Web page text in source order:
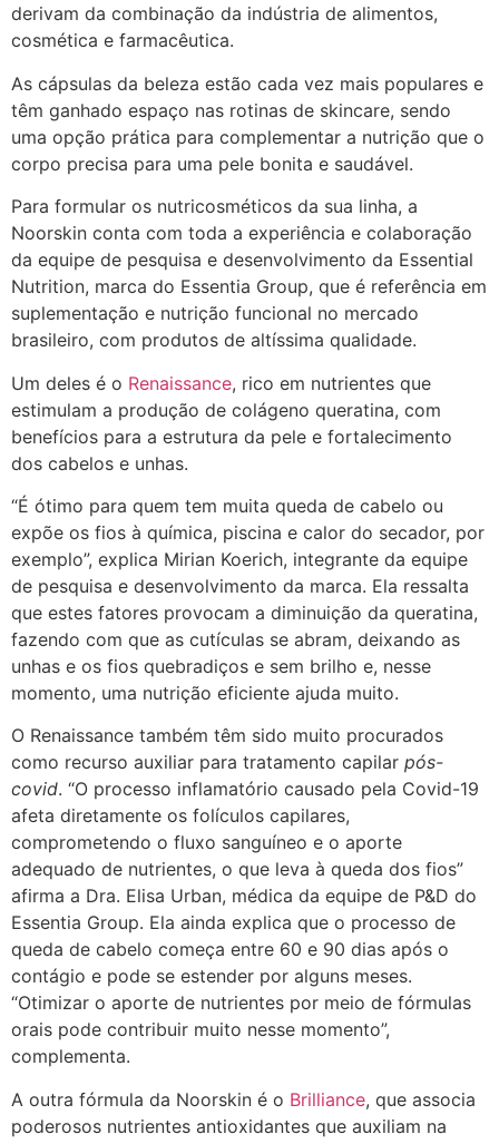
derivam da combinação da indústria de alimentos,
cosmética e farmacêutica.
As cápsulas da beleza estão cada vez mais populares e
têm ganhado espaço nas rotinas de skincare, sendo
uma opção prática para complementar a nutrição que o
corpo precisa para uma pele bonita e saudável.
Para formular os nutricosméticos da sua linha, a
Noorskin conta com toda a experiência e colaboração
da equipe de pesquisa e desenvolvimento da Essential
Nutrition, marca do Essentia Group, que é referência em
suplementação e nutrição funcional no mercado
brasileiro, com produtos de altíssima qualidade.
Um deles é o Renaissance, rico em nutrientes que
estimulam a produção de colágeno queratina, com
benefícios para a estrutura da pele e fortalecimento
dos cabelos e unhas.
“É ótimo para quem tem muita queda de cabelo ou
expõe os fios à química, piscina e calor do secador, por
exemplo”, explica Mirian Koerich, integrante da equipe
de pesquisa e desenvolvimento da marca. Ela ressalta
que estes fatores provocam a diminuição da queratina,
fazendo com que as cutículas se abram, deixando as
unhas e os fios quebradiços e sem brilho e, nesse
momento, uma nutrição eficiente ajuda muito.
O Renaissance também têm sido muito procurados
como recurso auxiliar para tratamento capilar pós-
covid. “O processo inflamatório causado pela Covid-19
afeta diretamente os folículos capilares,
comprometendo o fluxo sanguíneo e o aporte
adequado de nutrientes, o que leva à queda dos fios”
afirma a Dra. Elisa Urban, médica da equipe de P&D do
Essentia Group. Ela ainda explica que o processo de
queda de cabelo começa entre 60 e 90 dias após o
contágio e pode se estender por alguns meses.
“Otimizar o aporte de nutrientes por meio de fórmulas
orais pode contribuir muito nesse momento”,
complementa.
A outra fórmula da Noorskin é o Brilliance, que associa
poderosos nutrientes antioxidantes que auxiliam na